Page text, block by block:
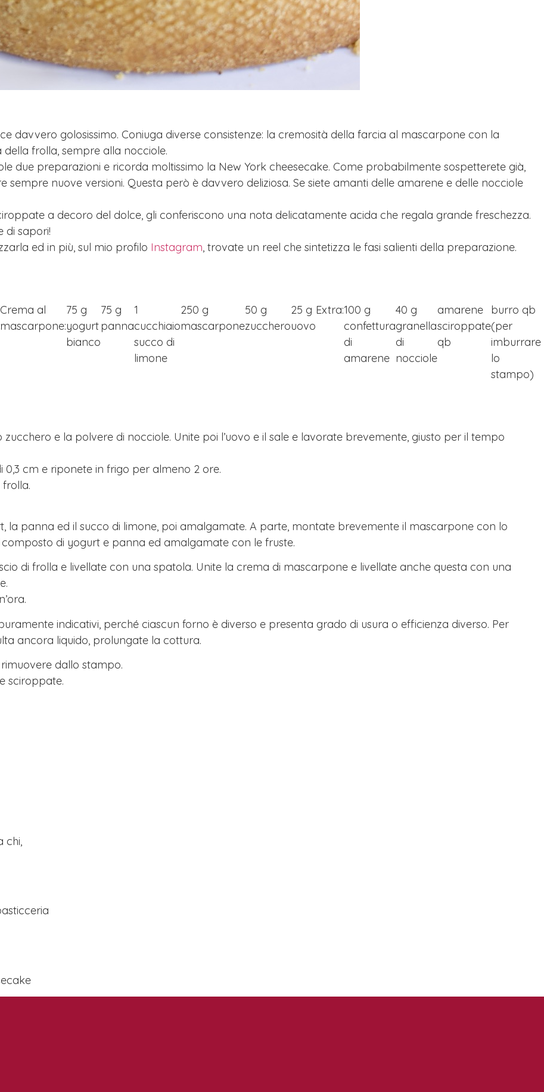
davvero golosissimo. Coniuga diverse consistenze: la cremosità della farcia al mascarpone con la
frolla, sempre alla nocciole.
due preparazioni e ricorda moltissimo la New York cheesecake. Come probabilmente sospetterete già,
nuove versioni. Questa però è davvero deliziosa. Se siete amanti delle amarene e delle nocciole
a decoro del dolce, gli conferiscono una nota delicatamente acida che regala grande freschezza.
di sapori!
ed in più, sul mio profilo Instagram, trovate un reel che sintetizza le fasi salienti della preparazione.
Crema al
mascarpone:
75 g
yogurt
bianco
75 g
panna
1
cucchiaio
succo di
limone
250 g
mascarpone
50 g
zucchero
25 g
uovo
Extra:100 g
confettura
di
amarene
40 g
granella
di
nocciole
amarene
sciroppate
qb
burro qb
(per
imburrare
lo
stampo)
e la polvere di nocciole. Unite poi l’uovo e il sale e lavorate brevemente, giusto per il tempo
cm e riponete in frigo per almeno 2 ore.
la panna ed il succo di limone, poi amalgamate. A parte, montate brevemente il mascarpone con lo
composto di yogurt e panna ed amalgamate con le fruste.
di frolla e livellate con una spatola. Unite la crema di mascarpone e livellate anche questa con una
indicativi, perché ciascun forno è diverso e presenta grado di usura o efficienza diverso. Per
ancora liquido, prolungate la cottura.
dallo stampo.
sciroppate.
chi,